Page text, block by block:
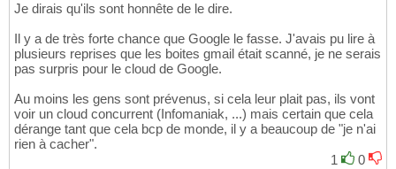
Je dirais qu'ils sont honnête de le dire.
Il y a de très forte chance que Google le fasse. J'avais pu lire à
plusieurs reprises que les boites gmail était scanné, je ne serais
pas surpris pour le cloud de Google.
Au moins les gens sont prévenus, si cela leur plait pas, ils vont
voir un cloud concurrent (Infomaniak, ...) mais certain que cela
dérange tant que cela bcp de monde, il y a beaucoup de "je n'ai
rien à cacher".
1
0